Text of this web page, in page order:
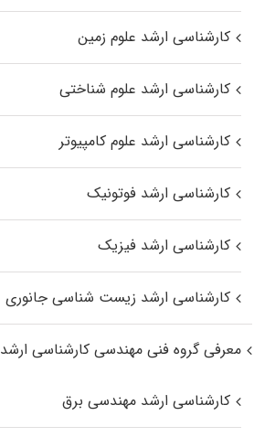
کارشناسی ارشد علوم زمین
کارشناسی ارشد علوم شناختی
کارشناسی ارشد علوم کامپیوتر
کارشناسی ارشد فوتونیک
کارشناسی ارشد فیزیک
کارشناسی ارشد زیست‌ شناسی جانوری
معرفی گروه فنی مهندسی کارشناسی ارشد
کارشناسی ارشد مهندسی برق